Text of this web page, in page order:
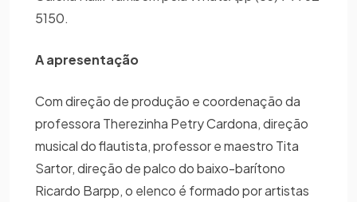
5150.
A apresentação
Com direção de produção e coordenação da
professora Therezinha Petry Cardona, direção
musical do flautista, professor e maestro Tita
Sartor, direção de palco do baixo-barítono
Ricardo Barpp, o elenco é formado por artistas